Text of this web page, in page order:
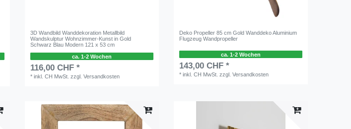
3D Wandbild Wanddekoration Metallbild
Wandskulptur Wohnzimmer-Kunst in Gold
Schwarz Blau Modern 121 x 53 cm
ca. 1-2 Wochen
116,00 CHF *
*inkl. CH MwSt. zzgl.Versandkosten
Deko Propeller 85 cm Gold Wanddeko Aluminium
Flugzeug Wandpropeller
ca. 1-2 Wochen
143,00 CHF *
*inkl. CH MwSt. zzgl.Versandkosten